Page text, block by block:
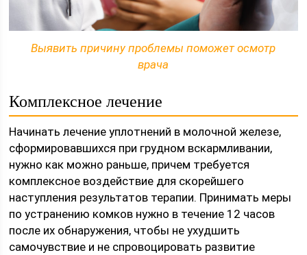
Выявить причину проблемы поможет осмотр
врача
Комплексное лечение
Начинать лечение уплотнений в молочной железе,
сформировавшихся при грудном вскармливании,
нужно как можно раньше, причем требуется
комплексное воздействие для скорейшего
наступления результатов терапии. Принимать меры
по устранению комков нужно в течение 12 часов
после их обнаружения, чтобы не ухудшить
самочувствие и не спровоцировать развитие